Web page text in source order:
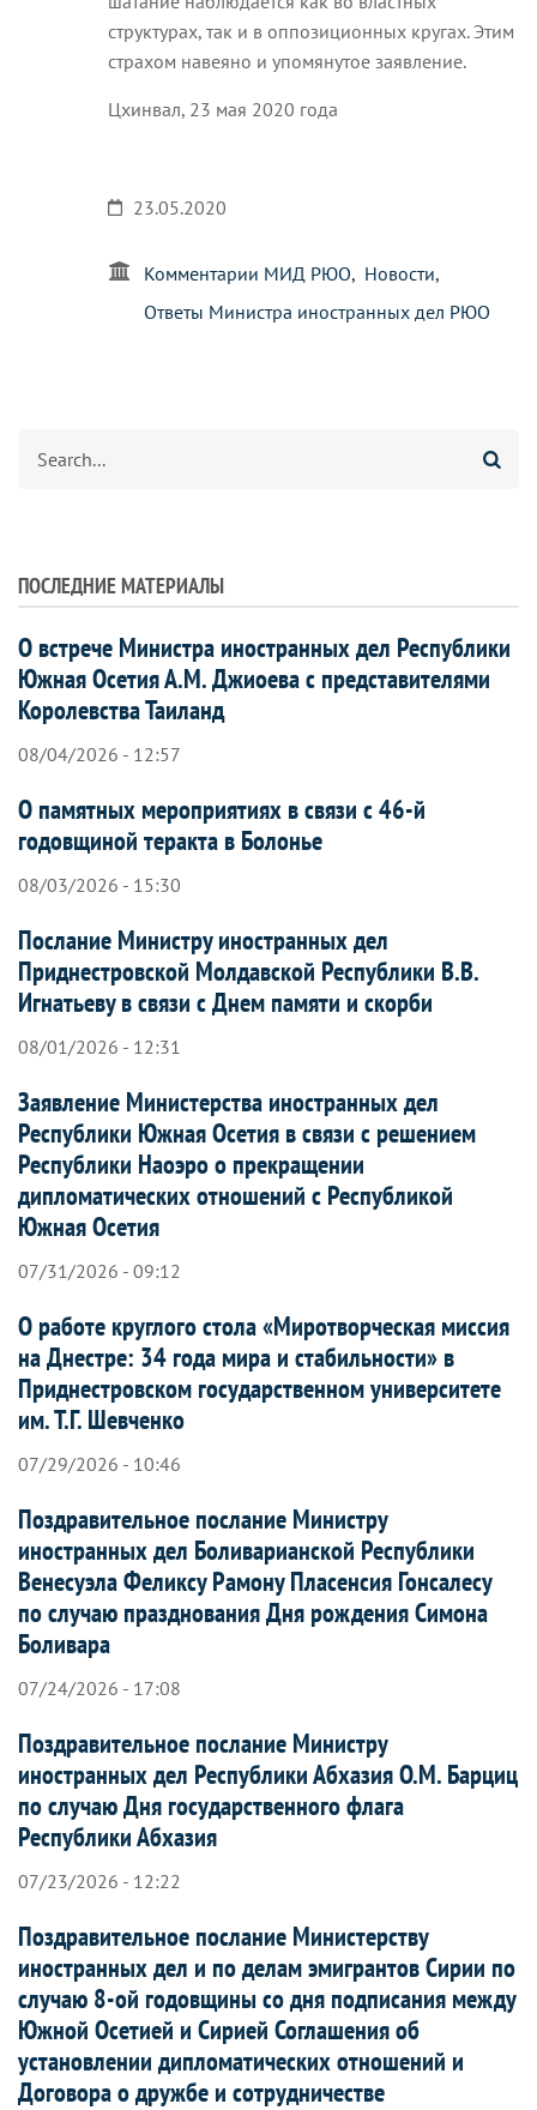
структурах, так и в оппозиционных кругах. Этим
страхом навеяно и упомянутое заявление.
Цхинвал, 23 мая 2020 года
23.05.2020
Комментарии МИД РЮО
Новости
Ответы Министра иностранных дел РЮО
ПОСЛЕДНИЕ МАТЕРИАЛЫ
О встрече Министра иностранных дел Республики
Южная Осетия А.М. Джиоева с представителями
Королевства Таиланд
08/04/2026 - 12:57
О памятных мероприятиях в связи с 46-й
годовщиной теракта в Болонье
08/03/2026 - 15:30
Послание Министру иностранных дел
Приднестровской Молдавской Республики В.В.
Игнатьеву в связи с Днем памяти и скорби
08/01/2026 - 12:31
Заявление Министерства иностранных дел
Республики Южная Осетия в связи с решением
Республики Наоэро о прекращении
дипломатических отношений с Республикой
Южная Осетия
07/31/2026 - 09:12
О работе круглого стола «Миротворческая миссия
на Днестре: 34 года мира и стабильности» в
Приднестровском государственном университете
им. Т.Г. Шевченко
07/29/2026 - 10:46
Поздравительное послание Министру
иностранных дел Боливарианской Республики
Венесуэла Феликсу Рамону Пласенсия Гонсалесу
по случаю празднования Дня рождения Симона
Боливара
07/24/2026 - 17:08
Поздравительное послание Министру
иностранных дел Республики Абхазия О.М. Барциц
по случаю Дня государственного флага
Республики Абхазия
07/23/2026 - 12:22
Поздравительное послание Министерству
иностранных дел и по делам эмигрантов Сирии по
случаю 8-ой годовщины со дня подписания между
Южной Осетией и Сирией Соглашения об
установлении дипломатических отношений и
Договора о дружбе и сотрудничестве